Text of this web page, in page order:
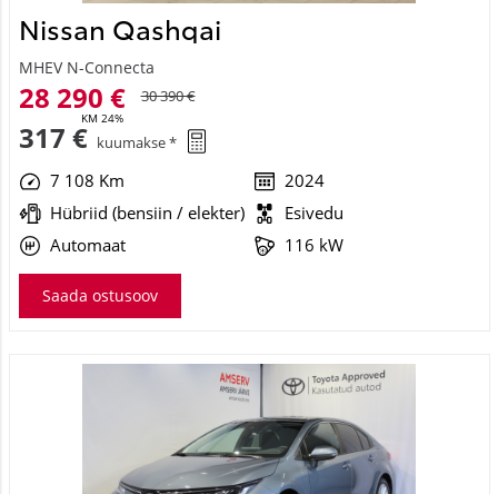
Nissan Qashqai
MHEV N-Connecta
28 290 €
KM 24%
30 390 €
317 € kuumakse *
7 108 Km
2024
Hübriid (bensiin / elekter)
Esivedu
Automaat
116 kW
Saada ostusoov